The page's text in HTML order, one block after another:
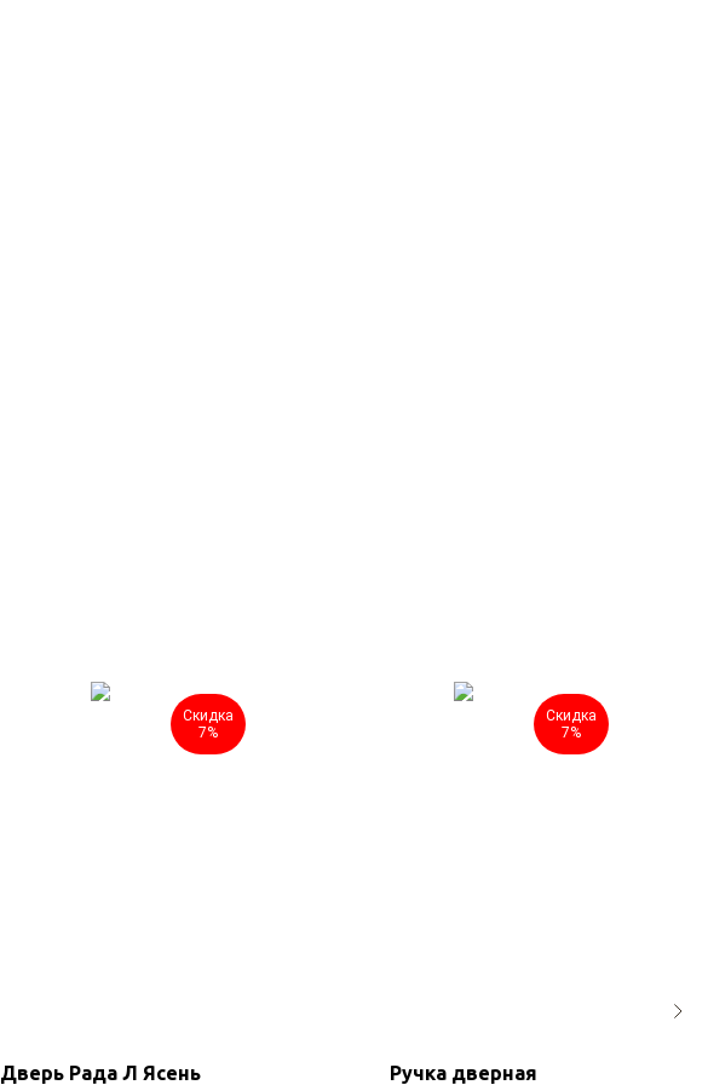
Скидка
7%
Дверь Рада Л Ясень
Скидка
7%
Ручка дверная